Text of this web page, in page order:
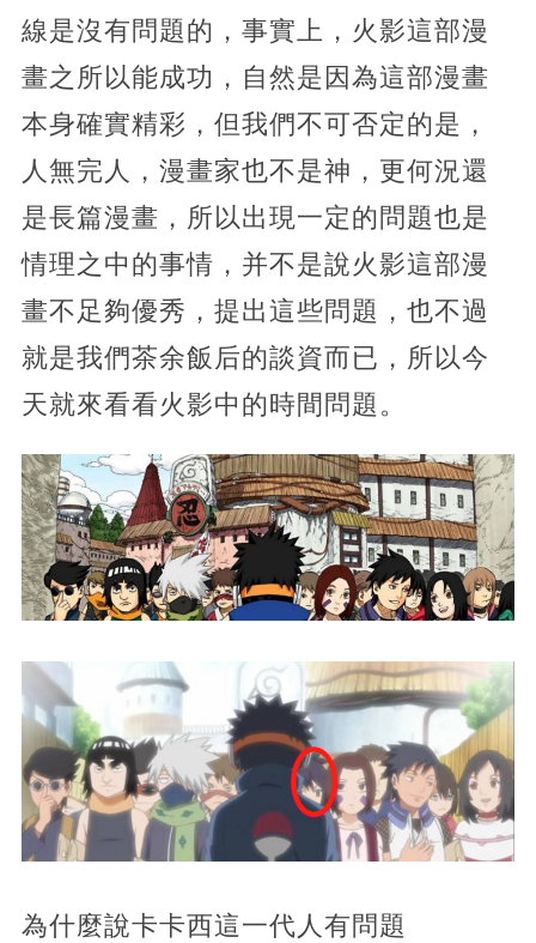
線是沒有問題的，事實上，火影這部漫
畫之所以能成功，自然是因為這部漫畫
本身確實精彩，但我們不可否定的是，
人無完人，漫畫家也不是神，更何況還
是長篇漫畫，所以出現一定的問題也是
情理之中的事情，并不是說火影這部漫
畫不足夠優秀，提出這些問題，也不過
就是我們茶余飯后的談資而已，所以今
天就來看看火影中的時間問題。
為什麼說卡卡西這一代人有問題